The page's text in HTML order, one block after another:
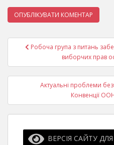
Навігація
Робоча група з питань
виборчих прав
Актуальні проблеми
Конвенції
ВЕРСІЯ САЙТУ